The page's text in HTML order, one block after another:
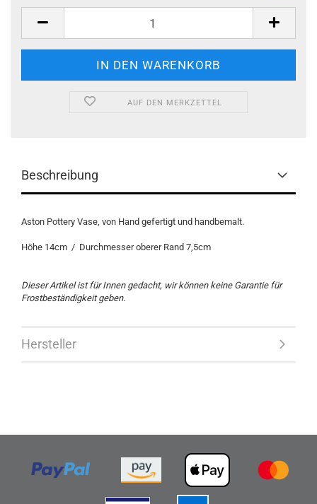
AUF DEN MERKZETTEL
Beschreibung
Aston Pottery Vase, von Hand gefertigt und handbemalt.
Höhe 14cm / Durchmesser oberer Rand 7,5cm
Dieser Artikel ist für Innen gedacht, wir können keine Garantie für
Frostbeständigkeit geben.
Hersteller